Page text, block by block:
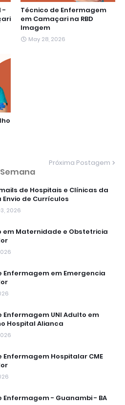
-
Técnico de Enfermagem
em Camaçari na RBD
Imagem
May 28, 2026
Próxima Postagem
de Hospitais e Clínicas da
Envio de Currículos
2026
em Maternidade e Obstetricia
Enfermagem em Emergencia
Enfermagem UNI Adulto em
Hospital Alianca
Enfermagem Hospitalar CME
Enfermagem - Guanambi - BA